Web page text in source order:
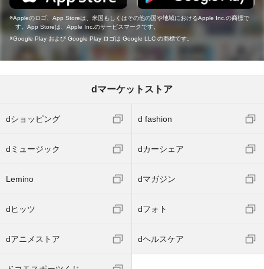
Appleのロゴ、App Storeは、米国もしくはその他の国や地域におけるApple Inc.の商標で
す。App Storeは、Apple Inc.のサービスマークです。
Google Play および Google Play ロゴは Google LLC の商標です。
dマーケットストア
dショッピング d fashion
dミュージック dカーシェア
Lemino dマガジン
dヒッツ dフォト
dアニメストア dヘルスケア